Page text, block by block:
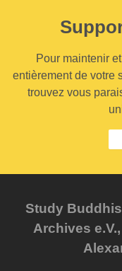
Pour maintenir
entièrement de votre
trouvez vous
Study
Archives